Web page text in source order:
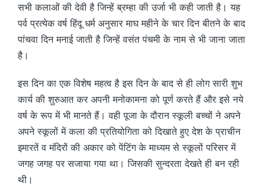
सभी कलाओं की देवी है जिन्हें ब्रम्हा की उर्जा भी कही जाती है। यह
पर्व प्रत्येक वर्ष हिंदू धर्म अनुसार माघ महीने के चार दिन बीतने के बाद
पांचवा दिन मनाई जाती है जिन्हें वसंत पंचमी के नाम से भी जाना जाता
है।
इस दिन का एक विशेष महत्व है इस दिन के बाद से ही लोग सारी शुभ
कार्य की शुरुआत कर अपनी मनोकामना को पूर्ण करते हैं और इसे नये
वर्ष के रूप में भी मानते हैं। वही पूजा के दौरान स्कूली बच्चों ने अपने
अपने स्कूलों में कला की प्रतियोगिता को दिखाते हुए देश के प्राचीन
इमारतें व मंदिरों की अकार को पेंटिंग के माध्यम से स्कूलों परिसर में
जगह जगह पर सजाया गया था। जिसकी सुन्दरता देखते ही बन रही
थी।